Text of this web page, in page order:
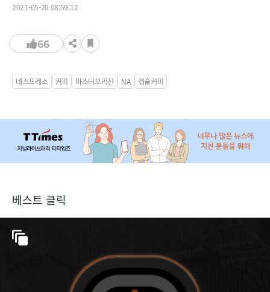
2021-05-20 08:59:12
66
네스프레소 커피 마스터오리진 NA 캡슐커피
베스트 클릭